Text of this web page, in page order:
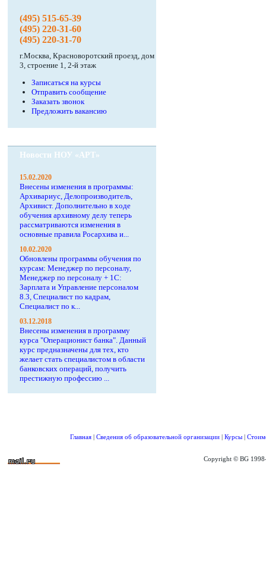
(495) 515-65-39
(495) 220-31-60
(495) 220-31-70
г.Москва, Красноворотский проезд, дом
3, строение 1, 2-й этаж
Записаться на курсы
Отправить сообщение
Заказать звонок
Предложить вакансию
Новости НОУ «АРТ»
15.02.2020
Внесены изменения в программы:
Архивариус, Делопроизводитель,
Архивист. Дополнительно в ходе
обучения архивному делу теперь
рассматриваются изменения в
основные правила Росархива и...
10.02.2020
Обновлены программы обучения по
курсам: Менеджер по персоналу,
Менеджер по персоналу + 1С:
Зарплата и Управление персоналом
8.3, Специалист по кадрам,
Специалист по к...
03.12.2018
Внесены изменения в программу
курса "Операционист банка". Данный
курс предназначены для тех, кто
желает стать специалистом в области
банковских операций, получить
престижную профессию ...
Главная | Сведения об образовательной организации | Курсы |
Copyright © BG